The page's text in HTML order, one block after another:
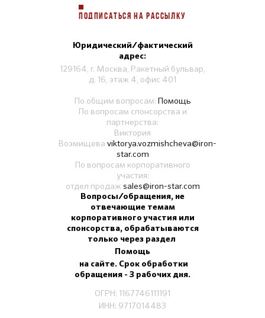
ПОДПИСАТЬСЯ НА РАССЫЛКУ
Юридический/фактический
адрес:
129164, г. Москва, Ракетный бульвар,
д. 16, этаж 4, офис 401
По общим вопросам: Помощь
По вопросам спонсорства и
партнерства:
Виктория
Возмищева viktorya.vozmishcheva@iron-
star.com
По вопросам корпоративного
участия:
отдел продаж sales@iron-star.com
Вопросы/обращения, не
отвечающие темам
корпоративного участия или
спонсорства, обрабатываются
только через раздел
Помощь
на сайте. Срок обработки
обращения - 3 рабочих дня.
ОГРН: 1167746111191
ИНН: 9717014483